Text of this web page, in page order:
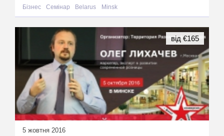
Бізнес Семінар Belarus Minsk
5 жовтня 2016
від €165